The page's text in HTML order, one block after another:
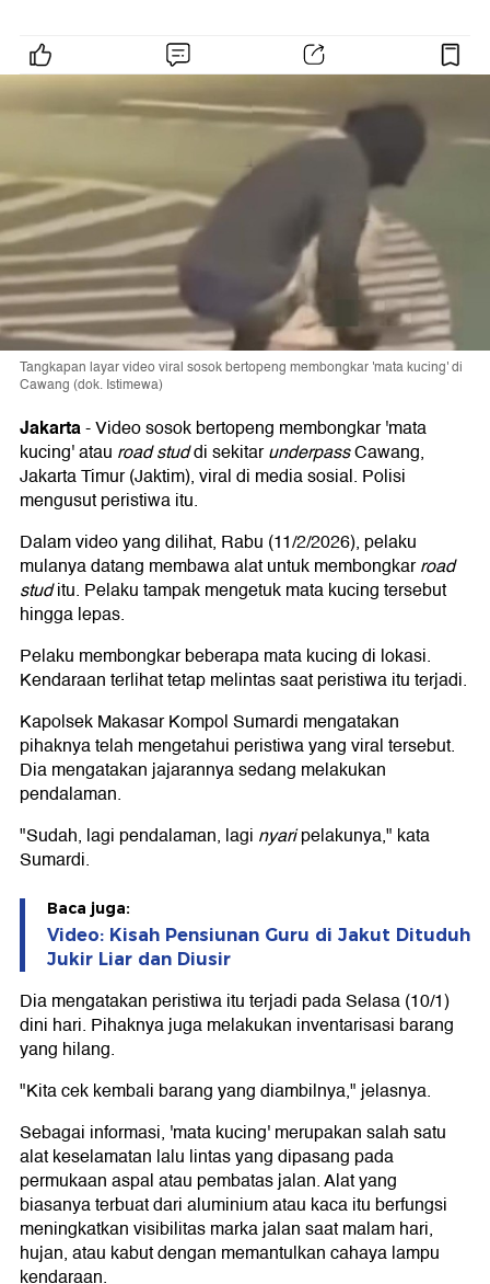
Tangkapan layar video viral sosok bertopeng membongkar 'mata kucing' di
Cawang (dok. Istimewa)
Jakarta-Video sosok bertopeng membongkar 'mata
kucing' atau road studdi sekitarunderpassCawang,
Jakarta Timur (Jaktim), viral di media sosial. Polisi
mengusut peristiwa itu.
Dalam video yang dilihat, Rabu (11/2/2026), pelaku
mulanya datang membawa alat untuk membongkarroad
studitu. Pelaku tampak mengetuk mata kucing tersebut
hingga lepas.
Pelaku membongkar beberapa mata kucing di lokasi.
Kendaraan terlihat tetap melintas saat peristiwa itu terjadi.
Kapolsek Makasar Kompol Sumardi mengatakan
pihaknya telah mengetahui peristiwa yang viral tersebut.
Dia mengatakan jajarannya sedang melakukan
pendalaman.
"Sudah, lagi pendalaman, lagi nyaripelakunya," kata
Sumardi.
Baca juga:
Video: Kisah Pensiunan Guru di Jakut Dituduh
Jukir Liar dan Diusir
Dia mengatakan peristiwa itu terjadi pada Selasa (10/1)
dini hari. Pihaknya juga melakukan inventarisasi barang
yang hilang.
"Kita cek kembali barang yang diambilnya," jelasnya.
Sebagai informasi, 'mata kucing' merupakan salah satu
alat keselamatan lalu lintas yang dipasang pada
permukaan aspal atau pembatas jalan. Alat yang
biasanya terbuat dari aluminium atau kaca itu berfungsi
meningkatkan visibilitas marka jalan saat malam hari,
hujan, atau kabut dengan memantulkan cahaya lampu
kendaraan.